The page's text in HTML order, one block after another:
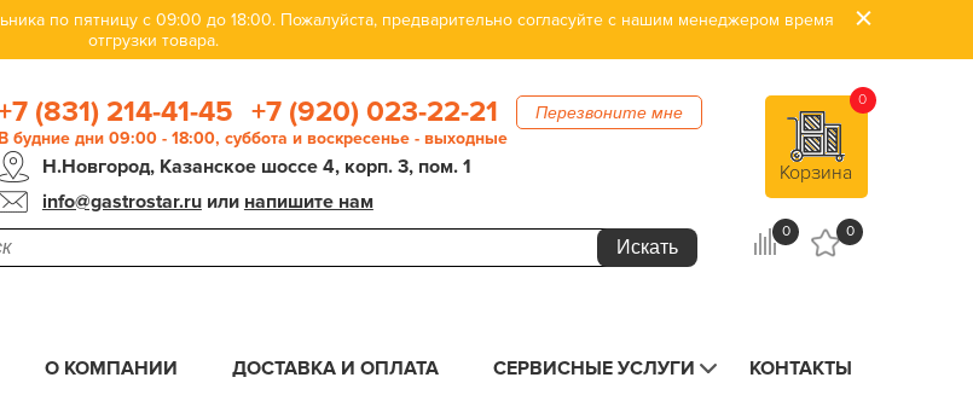
по пятницу с 09:00 до 18:00. Пожалуйста, предварительно согласуйте с нашим менеджером время
отгрузки товара.
(831) 214-41-45 +7 (920) 023-22-21 Перезвоните мне
В будние дни 09:00 - 18:00, суббота и воскресенье - выходные
Н.Новгород, Казанское шоссе 4, корп. 3, пом. 1
info@gastrostar.ruили напишите нам
Корзина
0
0 0
О КОМПАНИИ ДОСТАВКА И ОПЛАТА СЕРВИСНЫЕ УСЛУГИ КОНТАКТЫ